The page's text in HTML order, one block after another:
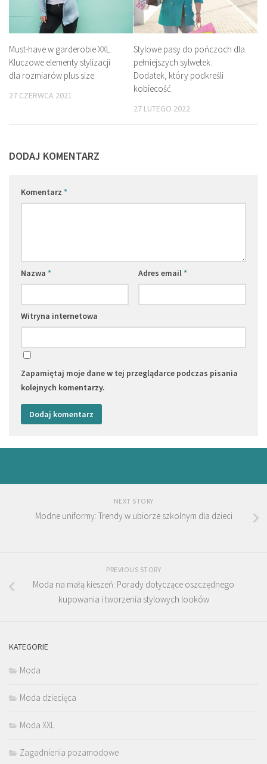
Must-have w garderobie XXL:
Kluczowe elementy stylizacji
dla rozmiarów plus size
27 CZERWCA 2021
Stylowe pasy do pończoch dla
pełniejszych sylwetek:
Dodatek, który podkreśli
kobiecość
27 LUTEGO 2022
DODAJ KOMENTARZ
Komentarz *
Nazwa * Adres email*
Witryna internetowa
Zapamiętaj moje dane w tej przeglądarce podczas pisania
kolejnych komentarzy.
NEXT STORY
Modne uniformy: Trendy w ubiorze szkolnym dla dzieci
PREVIOUS STORY
Moda na małą kieszeń: Porady dotyczące oszczędnego
kupowania i tworzenia stylowych looków
KATEGORIE
Moda
Moda dziecięca
Moda XXL
Zagadnienia pozamodowe